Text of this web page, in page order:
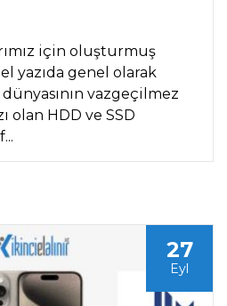
için oluşturmuş
yazıda genel olarak
vazgeçilmez
olan HDD ve SSD
27
Eyl